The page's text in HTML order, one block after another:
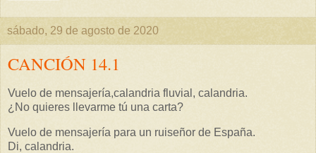
sábado, 29 de agosto de 2020
CANCIÓN 14.1
Vuelo de mensajería,calandria fluvial, calandria.
¿No quieres llevarme tú una carta?
Vuelo de mensajería para un ruiseñor de España.
Di, calandria.